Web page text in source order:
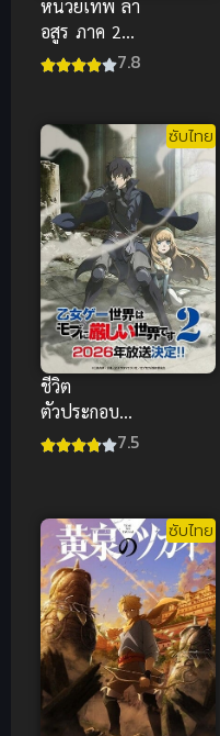
หน่วยเทพ ล่า
อสูร ภาค 2
สานต่อความ
จินตนาการ
7.8
ซับไทย
ชีวิต
ตัวประกอบ
ภาค 2 การก
จีบหนุ่ม
7.5
ซับไทย